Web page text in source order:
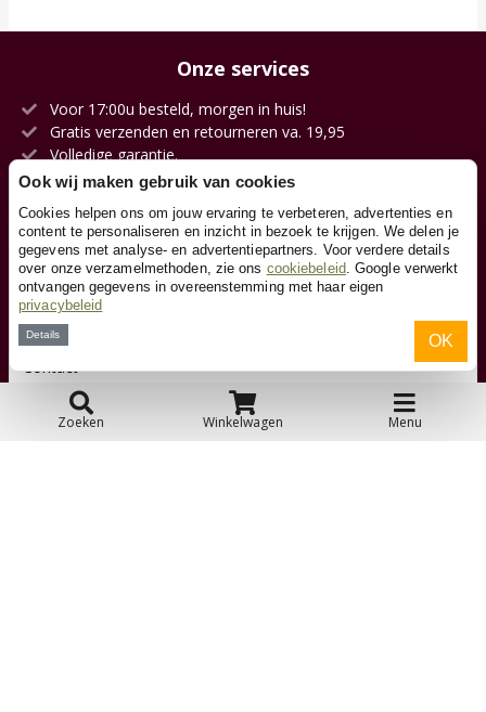
Zoeken Winkelwagen Menu
Onze services
Voor 17:00u besteld, morgen in huis!
Gratis verzenden en retourneren va. 19,95
Volledige garantie.
Kies jouw afleverdatum.
Eigen magazijn en voorraad.
Klantenservice
Contact
Over ons
Ook wij maken gebruik van cookies
Cookies helpen ons om jouw ervaring te verbeteren, advertenties en
content te personaliseren en inzicht in bezoek te krijgen. We delen je
gegevens met analyse- en advertentiepartners. Voor verdere details
over onze verzamelmethoden, zie ons cookiebeleid. Google verwerkt
ontvangen gegevens in overeenstemming met haar eigen
privacybeleid
Details OK